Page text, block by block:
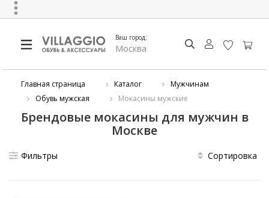
Ваш город:
Москва
Главная страница Каталог
Мужчинам
Обувь мужская
Мокасины мужские
Брендовые мокасины для мужчин в
Москве
Фильтры Сортировка